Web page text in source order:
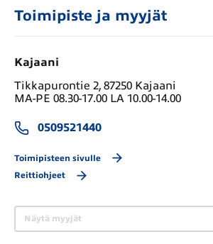
Toimipiste ja myyjät
Kajaani
Tikkapurontie 2, 87250 Kajaani
MA-PE 08.30-17.00 LA 10.00-14.00
0509521440
Toimipisteen sivulle
Reittiohjeet
Näytä myyjät